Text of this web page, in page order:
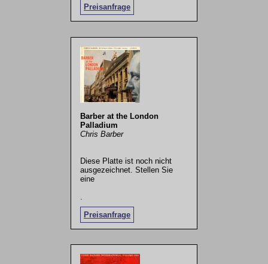
Preisanfrage
Barber at the London
Palladium
Chris Barber
Diese Platte ist noch nicht
ausgezeichnet. Stellen Sie
eine
Preisanfrage
.